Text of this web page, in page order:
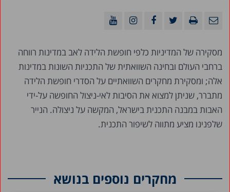
מסקירה של המדיניות כלפי חופשת הלידה לאב במדינות רווחה
ברחבי העולם ובחינה השוואתית של התכניות השונות במדינות
אלה; ומסקירת מחקרים השוואתיים על הסדרי חופשת הלידה
מתברר, שניתן למצוא את הסיבות לאי-ניצול החופשה על-ידי
האבות במבנה התכנית בישראל, המקשה על ניצולה. הנייר
שלפנינו מציע מתווה לשיפור התכנית.
מחקרים נוספים בנושא